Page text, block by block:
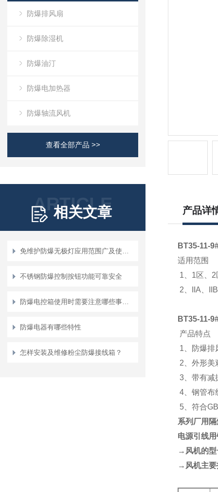
防爆排风扇
防爆除湿机
防爆油汀
防爆电加热器
防爆轴流风机
查看全部产品 >>
ARTICLE
相关文章
不锈钢防爆控制按钮功能可靠安全
防爆电器有哪些特性
怎样安装及维修粉尘防爆接线箱？
产品详
BT35-11-
适用范围
1、1区、
2、IIA、
BT35-11-
产品特点
1、防爆排
2、外形美
3、带有减
4、钢管布
5、符合
系列厂用
电源引线
→风机的型
→风机主要